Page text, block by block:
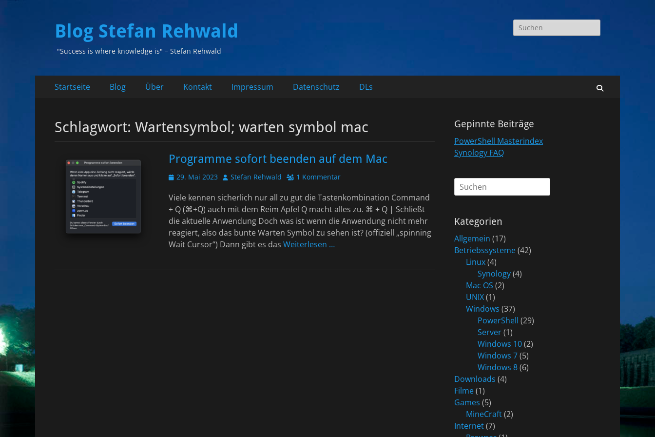
Blog Stefan Rehwald
"Success is where knowledge is" – Stefan Rehwald
Suchen
nach:
Primäres
Inhalt
Startseite Blog Über Kontakt Impressum Datenschutz DLs
Schlagwort: Wartensymbol; warten symbol mac
Programme sofort beenden auf dem Mac
Veröffentlicht
29. Mai 2023 AutorStefan Rehwald 1 Kommentar
Viele kennen sicherlich nur all zu gut die Tastenkombination Command
+ Q (⌘+Q) auch mit dem Reim Apfel Q macht alles zu. ⌘ + Q | Schließt
die aktuelle Anwendung Doch was ist wenn die Anwendung nicht mehr
reagiert, also das bunte Warten Symbol zu sehen ist? (offiziell „spinning
Wait Cursor“) Dann gibt es das Weiterlesen …
Gepinnte Beiträge
PowerShell Masterindex
Synology FAQ
Suchen
nach:
Kategorien
Allgemein (17)
Betriebssysteme(42)
Linux(4)
Synology(4)
Mac OS (2)
UNIX(1)
Windows (37)
PowerShell (29)
Server(1)
Windows 10(2)
Windows 7(5)
Windows 8(6)
Downloads (4)
Filme(1)
Games (5)
MineCraft(2)
Internet(7)